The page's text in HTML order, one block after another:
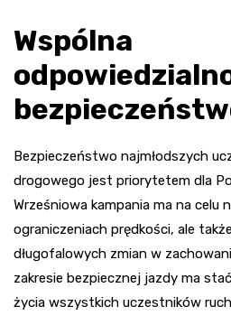
Wspólna
Bezpieczeństwo najmłodszych
drogowego jest priorytetem dla
Wrześniowa kampania ma na celu
ograniczeniach prędkości, ale
długofalowych zmian w
zakresie bezpiecznej jazdy ma
życia wszystkich uczestników